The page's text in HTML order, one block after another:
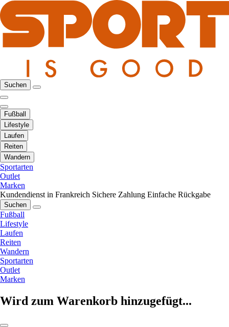
Suchen
Fußball
Lifestyle
Laufen
Reiten
Wandern
Sportarten
Outlet
Marken
Kundendienst in Frankreich Sichere Zahlung Einfache Rückgabe
Suchen
Fußball
Lifestyle
Laufen
Reiten
Wandern
Sportarten
Outlet
Marken
Wird zum Warenkorb hinzugefügt...